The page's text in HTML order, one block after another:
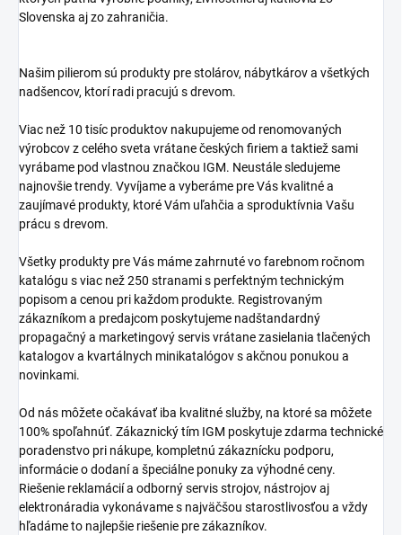
Slovenska aj zo zahraničia.
Našim pilierom sú produkty pre stolárov, nábytkárov a všetkých
nadšencov, ktorí radi pracujú s drevom.
Viac než 10 tisíc produktov nakupujeme od renomovaných
výrobcov z celého sveta vrátane českých firiem a taktiež sami
vyrábame pod vlastnou značkou IGM. Neustále sledujeme
najnovšie trendy. Vyvíjame a vyberáme pre Vás kvalitné a
zaujímavé produkty, ktoré Vám uľahčia a sproduktívnia Vašu
prácu s drevom.
Všetky produkty pre Vás máme zahrnuté vo farebnom ročnom
katalógu s viac než 250 stranami s perfektným technickým
popisom a cenou pri každom produkte. Registrovaným
zákazníkom a predajcom poskytujeme nadštandardný
propagačný a marketingový servis vrátane zasielania tlačených
katalogov a kvartálnych minikatalógov s akčnou ponukou a
novinkami.
Od nás môžete očakávať iba kvalitné služby, na ktoré sa môžete
100% spoľahnúť. Zákaznický tím IGM poskytuje zdarma technické
poradenstvo pri nákupe, kompletnú zákaznícku podporu,
informácie o dodaní a špeciálne ponuky za výhodné ceny.
Riešenie reklamácií a odborný servis strojov, nástrojov aj
elektronáradia vykonávame s najväčšou starostlivosťou a vždy
hľadáme to najlepšie riešenie pre zákazníkov.